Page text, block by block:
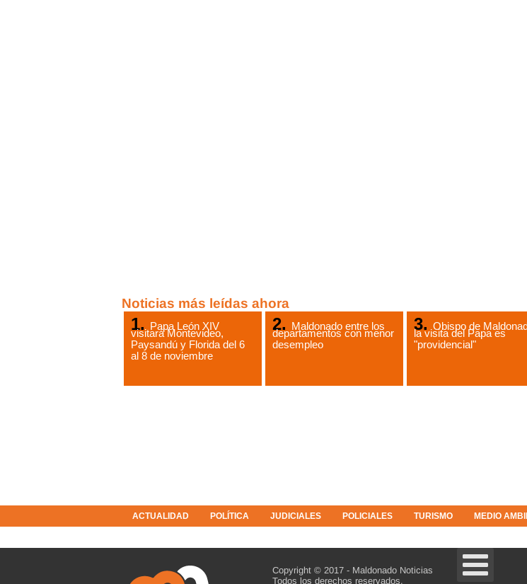
Noticias más leídas ahora
Papa León XIV
visitará Montevideo,
Paysandú y Florida del 6
al 8 de noviembre
Maldonado entre los
departamentos con menor
desempleo
Obispo de
la visita del Papa es
"providencial"
ACTUALIDAD POLÍTICA JUDICIALES POLICIALES TURISMO MEDIO
Copyright © 2017 - Maldonado Noticias
Todos los derechos reservados.